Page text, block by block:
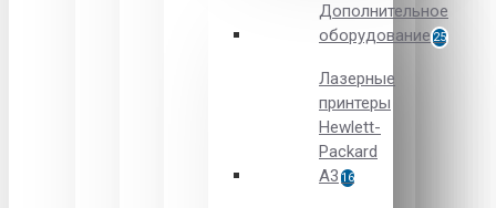
Дополнительное
оборудование 25
Лазерные
принтеры
Hewlett-
Packard
A3 16